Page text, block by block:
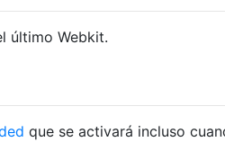
último Webkit.
que se activará incluso